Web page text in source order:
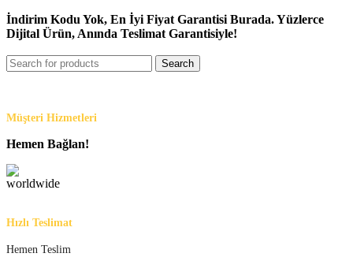
İndirim Kodu Yok, En İyi Fiyat Garantisi Burada. Yüzlerce
Dijital Ürün, Anında Teslimat Garantisiyle!
Search
Müşteri Hizmetleri
Hemen Bağlan!
Hızlı Teslimat
Hemen Teslim